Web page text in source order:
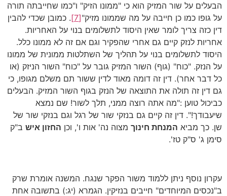
הבעלים על שור המזיק הוא כי "ממונו הזיק" ו"כמו שחייבתה תורה
על גופו כמו כן חייבה על מה שממונו מזיק"[7]
. כמובן שכדי להבין
דין כזה צריך לומר שאין היסוד לתשלומים בנוי על האחריות.
אחריות לנזק קיים גם אחרי שהפקיר וגם אם זה לא ממונו כלל.
היסוד לתשלומים בנוי על תהליך של השתלטות ממונית של ממונו
על הנזק. "כוח" (גוף) השור המזיק גובר על "כוח" השור הניזק (או
כל דבר אחר). דין זה דומה מאוד לדין ששור תם משלם מגופו, כי
גם דין זה תולה את התוצאה של הנזק בגוף השור המזיק. הבעלים
כביכול טוען :"מה אתה רוצה ממני, תלך לשור! שם נמצא
שיעבודך!". דין זה קיים גם בנזקי שור של רגל וגם בנזקי שור של
שן. כך מביא המנחת חינוך מצוה נה' אות ו', וכן החזון איש ב"ק
סימן ג' ס"ק טז'.
עקרון נוסף ניתן ללמוד משור הפקר שנגח. המשנה אומרת שרק
ב"נכסים המיוחדים" חייבים בנזיקין. הגמרא (יג:) בתשובה אחת